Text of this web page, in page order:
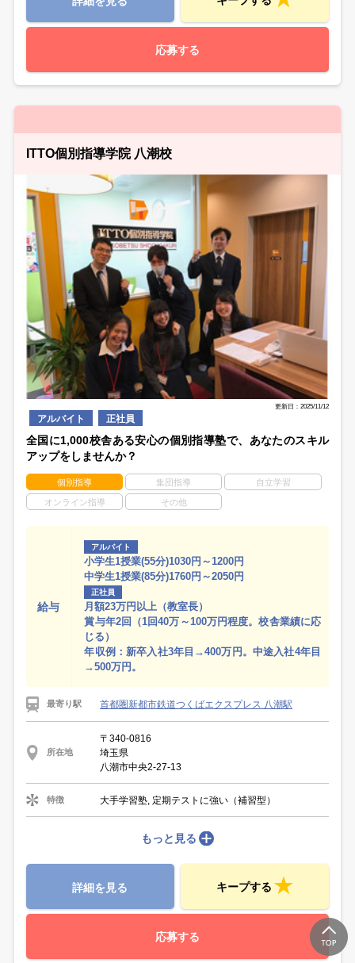
応募する
ITTO個別指導学院 八潮校
更新日：2025/11/12
アルバイト 正社員
全国に1,000校舎ある安心の個別指導塾で、あなたのスキル
アップをしませんか？
個別指導 集団指導 自立学習
オンライン指導 その他
給与
アルバイト
小学生1授業(55分)1030円～1200円
中学生1授業(85分)1760円～2050円
正社員
月額23万円以上（教室長）
賞与年2回（1回40万～100万円程度。校舎業績に応
じる）
年収例：新卒入社3年目→400万円。中途入社4年目
→500万円。
最寄り駅 首都圏新都市鉄道つくばエクスプレス 八潮駅
所在地
〒340-0816
埼玉県
八潮市中央2-27-13
特徴 大手学習塾, 定期テストに強い（補習型）
もっと見る
詳細を見る キープする
応募する